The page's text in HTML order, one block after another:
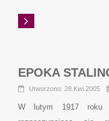
EPOKA
Utworzono: 28.Kwi.2005
W lutym 1917 roku